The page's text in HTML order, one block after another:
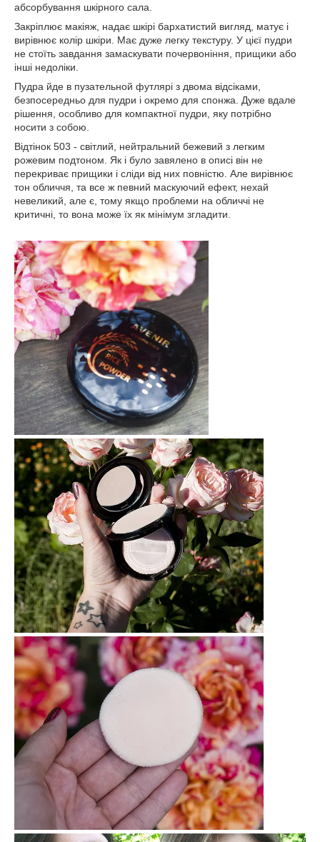
абсорбування шкірного сала.
Закріплює макіяж, надає шкірі бархатистий вигляд, матує і
вирівнює колір шкіри. Має дуже легку текстуру. У цієї пудри
не стоїть завдання замаскувати почервоніння, прищики або
інші недоліки.
Пудра йде в пузательной футлярі з двома відсіками,
безпосередньо для пудри і окремо для спонжа. Дуже вдале
рішення, особливо для компактної пудри, яку потрібно
носити з собою.
Відтінок 503 - світлий, нейтральний бежевий з легким
рожевим подтоном. Як і було завялено в описі він не
перекриває прищики і сліди від них повністю. Але вирівнює
тон обличчя, та все ж певний маскуючий ефект, нехай
невеликий, але є, тому якщо проблеми на обличчі не
критичні, то вона може їх як мінімум згладити.